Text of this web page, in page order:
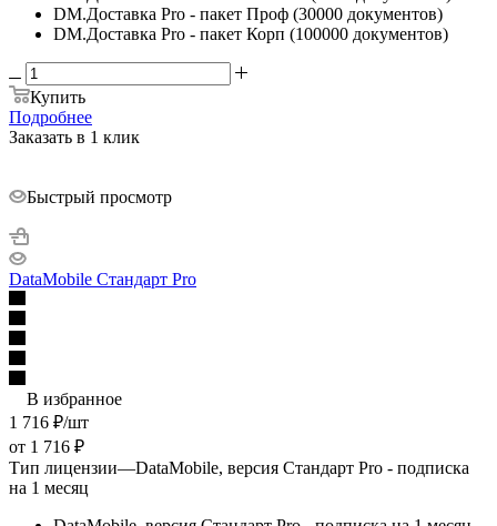
DM.Доставка Pro - пакет Проф (30000 документов)
DM.Доставка Pro - пакет Корп (100000 документов)
Купить
Подробнее
Заказать в 1 клик
Быстрый просмотр
DataMobile Стандарт Pro
В избранное
1 716 ₽/шт
от 1 716 ₽
Тип лицензии—DataMobile, версия Стандарт Pro - подписка
на 1 месяц